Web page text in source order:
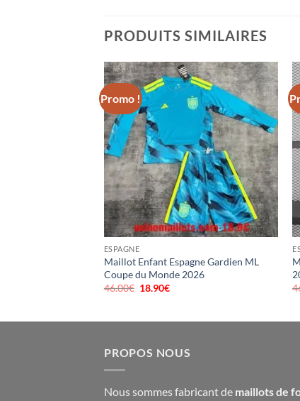
PRODUITS SIMILAIRES
Promo !
ESPAGNE
Maillot Enfant Espagne Gardien ML
Coupe du Monde 2026
46.00€ Le
18.90€
PROPOS NOUS
Nous sommes fabricant de maillots de